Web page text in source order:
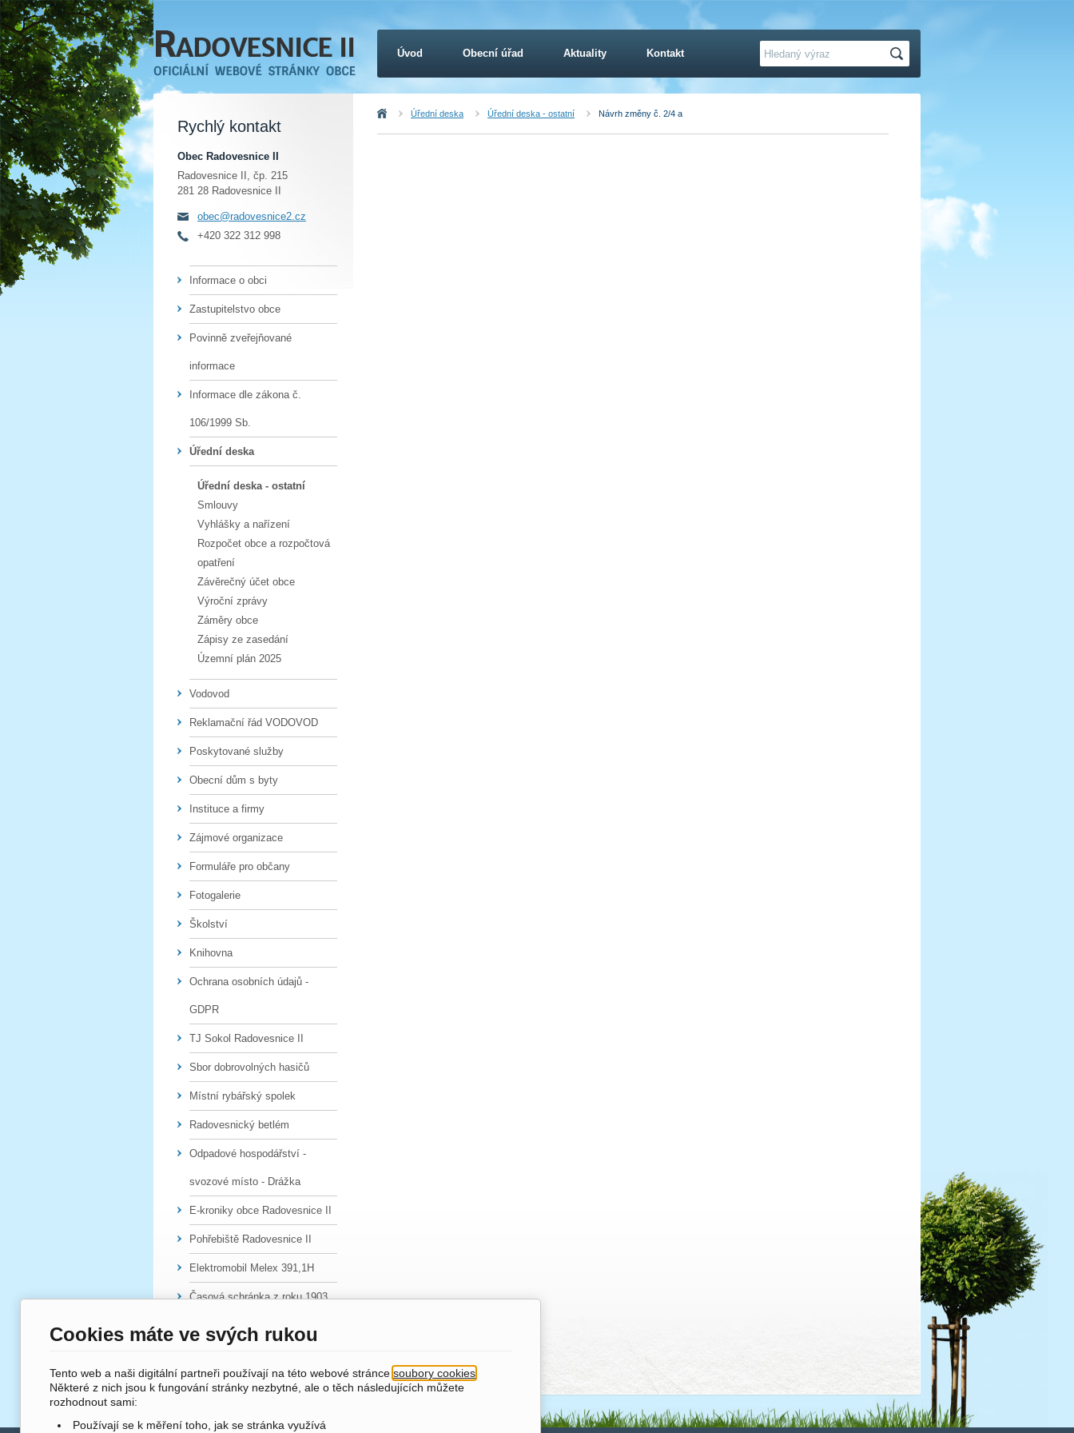
Úvod Úřední deska Úřední deska - ostatní Návrh změny č. 2/4 a
Rychlý kontakt
Obec Radovesnice II
Radovesnice II, čp. 215
281 28 Radovesnice II
obec@radovesnice2.cz
+420 322 312 998
Informace o obci
Zastupitelstvo obce
Povinně zveřejňované
informace
Informace dle zákona č.
106/1999 Sb.
Úřední deska
Úřední deska - ostatní
Smlouvy
Vyhlášky a nařízení
Rozpočet obce a rozpočtová
opatření
Závěrečný účet obce
Výroční zprávy
Záměry obce
Zápisy ze zasedání
Územní plán 2025
Vodovod
Reklamační řád VODOVOD
Poskytované služby
Obecní dům s byty
Instituce a firmy
Zájmové organizace
Formuláře pro občany
Fotogalerie
Školství
Knihovna
Ochrana osobních údajů -
GDPR
TJ Sokol Radovesnice II
Sbor dobrovolných hasičů
Místní rybářský spolek
Radovesnický betlém
Odpadové hospodářství -
svozové místo - Drážka
E-kroniky obce Radovesnice II
Pohřebiště Radovesnice II
Elektromobil Melex 391,1H
Časová schránka z roku 1903
Hledat
Úvod Obecní úřad Aktuality Kontakt
Cookies máte ve svých rukou
Tento web a naši digitální partneři používají na této webové stránce soubory cookies
Některé z nich jsou k fungování stránky nezbytné, ale o těch následujících můžete
rozhodnout sami:
Používají se k měření toho, jak se stránka využívá